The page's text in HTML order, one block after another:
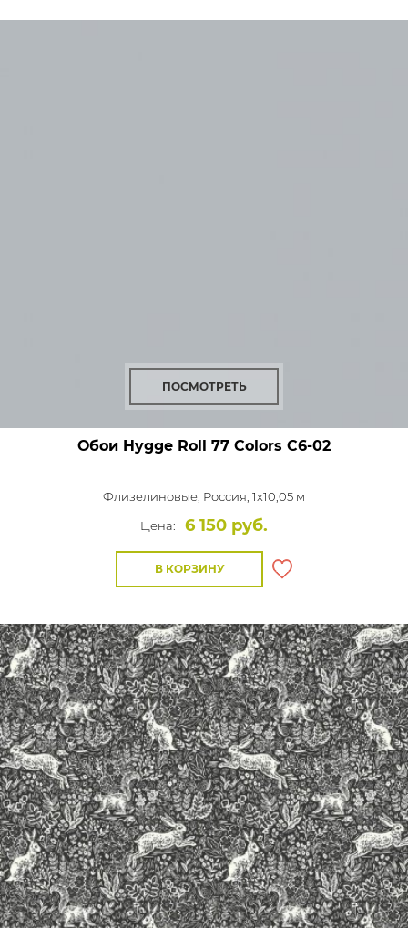
ПОСМОТРЕТЬ
Обои Hygge Roll 77 Colors C6-02
Флизелиновые, Россия, 1x10,05 м
Цена:
6 150 руб.
В КОРЗИНУ